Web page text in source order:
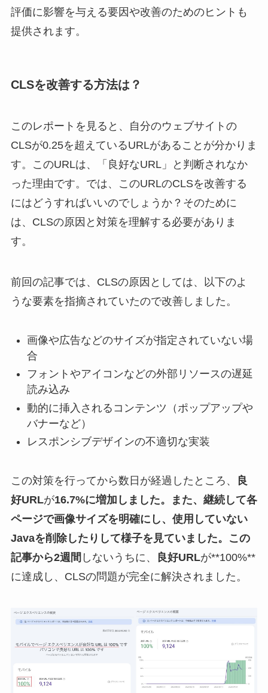
評価に影響を与える要因や改善のためのヒントも
提供されます。
CLSを改善する方法は？
このレポートを見ると、自分のウェブサイトの
CLSが0.25を超えているURLがあることが分かりま
す。このURLは、「良好なURL」と判断されなか
った理由です。では、このURLのCLSを改善する
にはどうすればいいのでしょうか？そのために
は、CLSの原因と対策を理解する必要がありま
す。
前回の記事では、CLSの原因としては、以下のよ
うな要素を指摘されていたので改善しました。
画像や広告などのサイズが指定されていない場
合
フォントやアイコンなどの外部リソースの遅延
読み込み
動的に挿入されるコンテンツ（ポップアップや
バナーなど）
レスポンシブデザインの不適切な実装
この対策を行ってから数日が経過したところ、
良
好URLが16.7%に増加しました。また、継続して各
ページで画像サイズを明確にし、使用していない
Javaを削除したりして様子を見ていました。この
記事から2週間 しないうちに、 良好URLが**100%**
に達成し、CLSの問題が完全に解決されました。